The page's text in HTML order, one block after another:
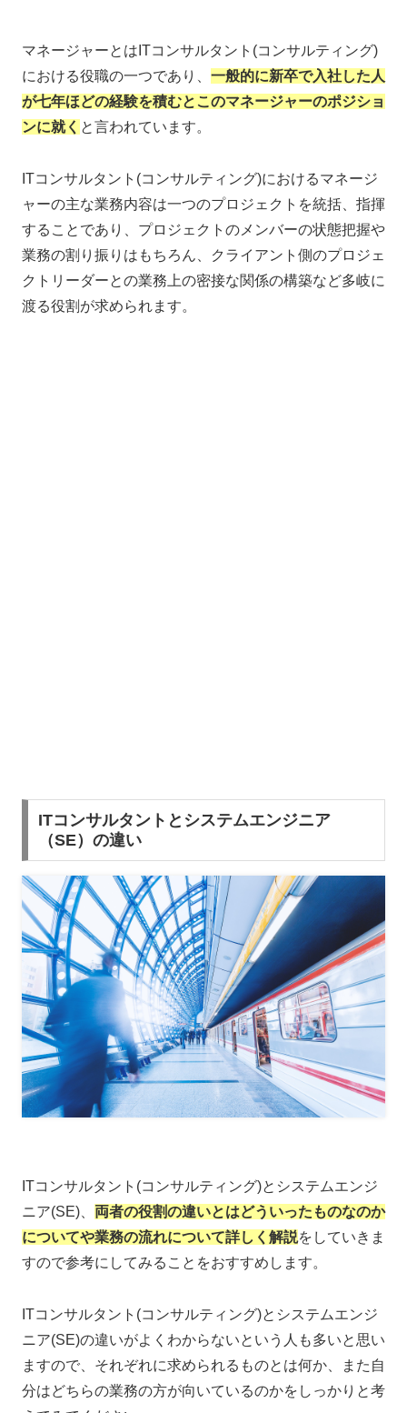
マネージャーとはITコンサルタント(コンサルティング)
における役職の一つであり、 一般的に新卒で入社した人
が七年ほどの経験を積むとこのマネージャーのポジショ
ンに就く と言われています。
ITコンサルタント(コンサルティング)におけるマネージ
ャーの主な業務内容は一つのプロジェクトを統括、指揮
することであり、プロジェクトのメンバーの状態把握や
業務の割り振りはもちろん、クライアント側のプロジェ
クトリーダーとの業務上の密接な関係の構築など多岐に
渡る役割が求められます。
ITコンサルタントとシステムエンジニア
（SE）の違い
ITコンサルタント(コンサルティング)とシステムエンジ
ニア(SE)、 両者の役割の違いとはどういったものなのか
についてや業務の流れについて詳しく解説をしていきま
すので参考にしてみることをおすすめします。
ITコンサルタント(コンサルティング)とシステムエンジ
ニア(SE)の違いがよくわからないという人も多いと思い
ますので、それぞれに求められるものとは何か、また自
分はどちらの業務の方が向いているのかをしっかりと考